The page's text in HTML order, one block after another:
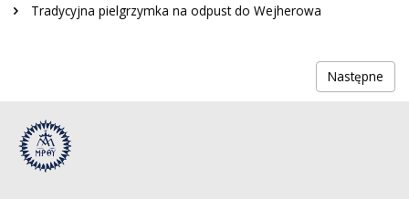
Tradycyjna pielgrzymka na odpust do Wejherowa
Następne